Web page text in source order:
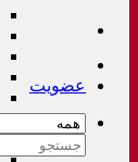
عضویت
جستجو